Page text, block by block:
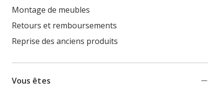
Montage de meubles
Retours et remboursements
Reprise des anciens produits
Vous êtes